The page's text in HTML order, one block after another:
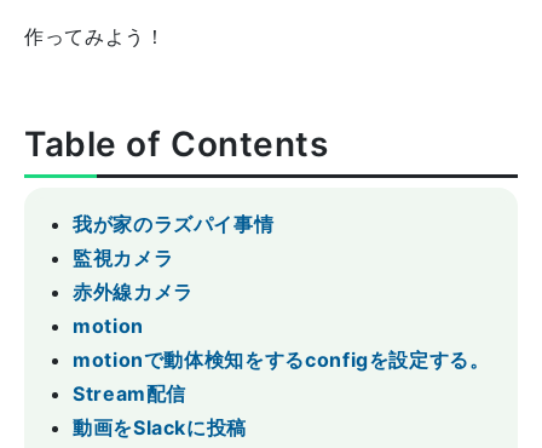
作ってみよう！
Table of Contents
我が家のラズパイ事情
監視カメラ
赤外線カメラ
motion
motionで動体検知をするconfigを設定する。
Stream配信
動画をSlackに投稿